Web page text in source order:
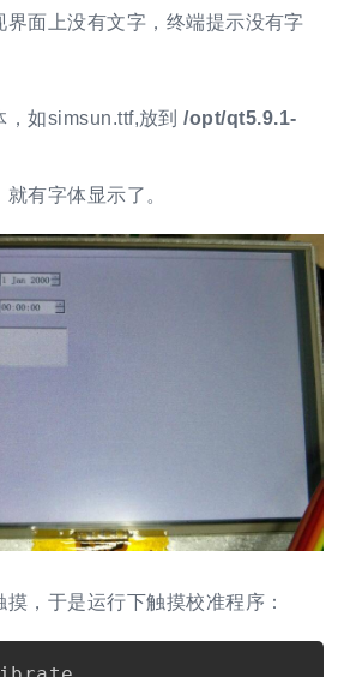
界面上没有文字，终端提示没有字
，如simsun.ttf,放到/opt/qt5.9.1-
有字体显示了。
，于是运行下触摸校准程序：